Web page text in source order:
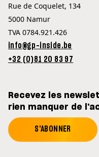
Rue de Coquelet, 134
5000 Namur
TVA 0784.921.426
info@gp-inside.be
+32 (0)81 20 83 97
Recevez les
rien manquer de
S'ABONNER